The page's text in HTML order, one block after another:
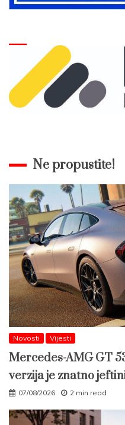
Ne propustite!
Novosti Vijesti
Mercedes-AMG GT
verzija je znatno
07/08/2026 2 min read